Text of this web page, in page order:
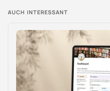
AUCH INTERESSANT